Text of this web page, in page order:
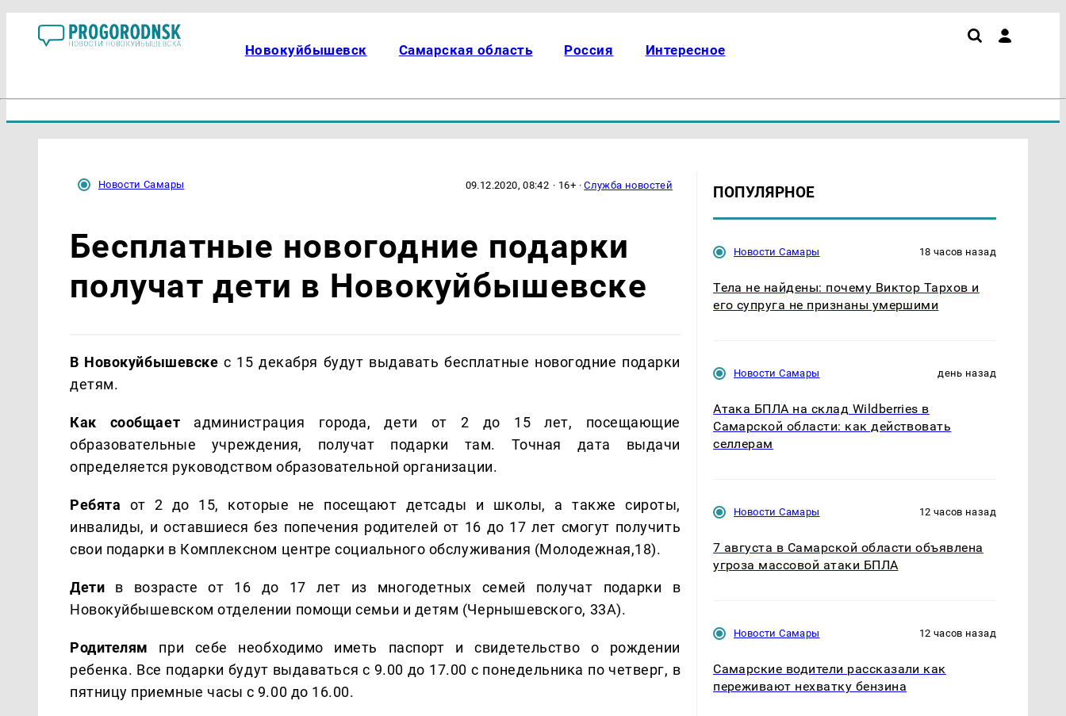
Новокуйбышевск Самарская область Россия Интересное
Новости Самары 09.12.2020, 08:42 · 16+ ·Служба новостей
Бесплатные новогодние подарки
получат дети в Новокуйбышевске
В Новокуйбышевскес 15 декабря будут выдавать бесплатные новогодние подарки
детям.
Как сообщает администрация города, дети от 2 до 15 лет, посещающие
образовательные учреждения, получат подарки там. Точная дата выдачи
определяется руководством образовательной организации.
Ребята от 2 до 15, которые не посещают детсады и школы, а также сироты,
инвалиды, и оставшиеся без попечения родителей от 16 до 17 лет смогут получить
свои подарки в Комплексном центре социального обслуживания (Молодежная,18).
Дети в возрасте от 16 до 17 лет из многодетных семей получат подарки в
Новокуйбышевском отделении помощи семьи и детям (Чернышевского, 33А).
Родителям при себе необходимо иметь паспорт и свидетельство о рождении
ребенка. Все подарки будут выдаваться с 9.00 до 17.00 с понедельника по четверг, в
пятницу приемные часы с 9.00 до 16.00.
ПОПУЛЯРНОЕ
Новости Самары 18 часов назад
Тела не найдены: почему Виктор Тархов и
его супруга не признаны умершими
Новости Самары день назад
Атака БПЛА на склад Wildberries в
Самарской области: как действовать
селлерам
Новости Самары 12 часов назад
7 августа в Самарской области объявлена
угроза массовой атаки БПЛА
Новости Самары 12 часов назад
Самарские водители рассказали как
переживают нехватку бензина